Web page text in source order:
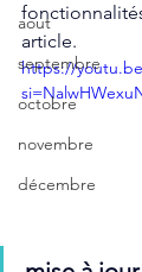
aout
septembre
octobre
novembre
décembre
article.
https://